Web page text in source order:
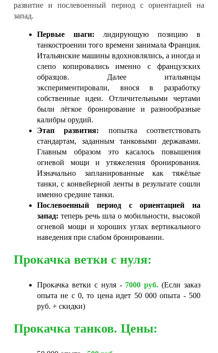
развитие и послевоенный период с ориентацией на
запад.
Первые шаги: лидирующую позицию в
танкостроении того времени занимала Франция.
Итальянские машины вдохновлялись, а иногда и
слепо копировались именно с французских
образцов. Далее итальянцы
экспериментировали, внося в разработку
собственные идеи. Отличительными чертами
были лёгкое бронирование и разнообразные
калибры орудий.
Этап развития: попытка соответствовать
стандартам, заданным танковыми державами.
Главным образом это касалось повышения
огневой мощи и утяжеления бронирования.
Изначально запланированные как тяжёлые
танки, с конвейерной ленты в результате сошли
именно средние танки.
Послевоенный период с ориентацией на
запад: теперь речь шла о мобильности, высокой
огневой мощи и хороших углах вертикального
наведения при слабом бронировании.
Прокачка ветки с нуля:
Прокачка ветки с нуля - 7000 руб. (Если заказ
опыта не с 0, то цена идет 50 000 опыта - 500
руб. + скидки)
Прокачка танков. Цены: